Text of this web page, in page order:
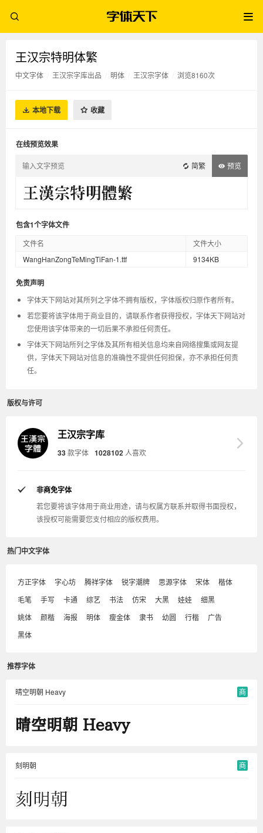
王汉宗特明体繁
中文字体 王汉宗字库出品 明体 王汉宗字体 浏览8160次
本地下载 收藏
在线预览效果
简繁 预览
包含1个字体文件
文件名
文件大小
WangHanZongTeMingTiFan-1.ttf
9134KB
免责声明
字体天下网站对其所列之字体不拥有版权，字体版权归原作者所有。
若您要将该字体用于商业目的，请联系作者获得授权，字体天下网站对
您使用该字体带来的一切后果不承担任何责任。
字体天下网站所列之字体及其所有相关信息均来自网络搜集或网友提
供，字体天下网站对信息的准确性不提供任何担保，亦不承担任何责
任。
版权与许可
王汉宗字库
33款字体 1028102 人喜欢
非商免字体
若您要将该字体用于商业用途，请与权属方联系并取得书面授权，
该授权可能需要您支付相应的版权费用。
热门中文字体
方正字体 字心坊 腾祥字体 锐字潮牌 思源字体 宋体
楷体
毛笔
手写 卡通 综艺 书法 仿宋 大黑 娃娃
细黑
姚体
颜楷 海报 明体 瘦金体 隶书 幼圆 行楷
广告
黑体
推荐字体
晴空明朝 Heavy 商
刻明朝 商